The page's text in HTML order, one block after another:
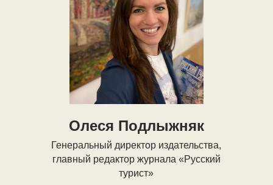
Олеся Подлыжняк
Генеральный директор издательства,
главный редактор журнала «Русский
турист»